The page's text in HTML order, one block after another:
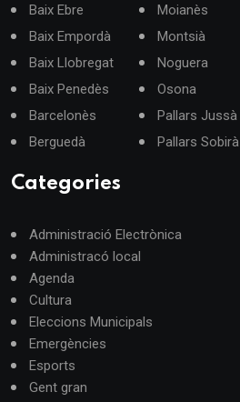
Baix Ebre
Baix Empordà
Baix Llobregat
Baix Penedès
Barcelonès
Berguedà
Moianès
Montsià
Noguera
Osona
Pallars Jussà
Pallars Sobirà
Categories
Administració Electrònica
Administracó local
Agenda
Cultura
Eleccions Municipals
Emergències
Esports
Gent gran